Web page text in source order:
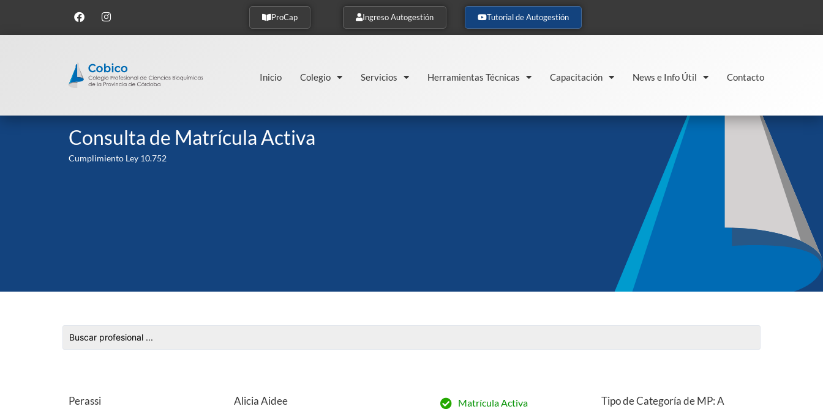
ProCap Ingreso Autogestión Tutorial de Autogestión
Inicio Colegio Servicios Herramientas Técnicas Capacitación News e Info Útil Contacto
Consulta de Matrícula Activa
Cumplimiento Ley 10.752
Perassi Alicia Aidee Matrícula Activa Tipo de Categoría de MP: A